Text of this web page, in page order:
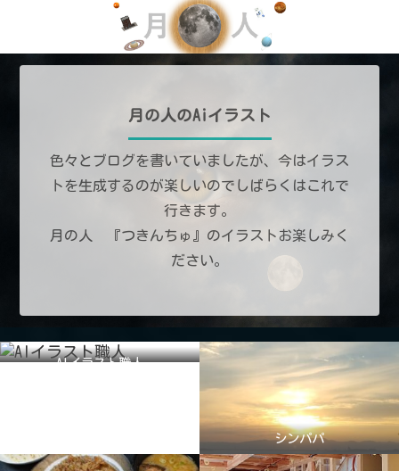
月の人のAiイラスト
色々とブログを書いていましたが、今はイラス
トを生成するのが楽しいのでしばらくはこれで
行きます。
月の人 『つきんちゅ』のイラストお楽しみく
ださい。
AIイラスト職人
シンパパ